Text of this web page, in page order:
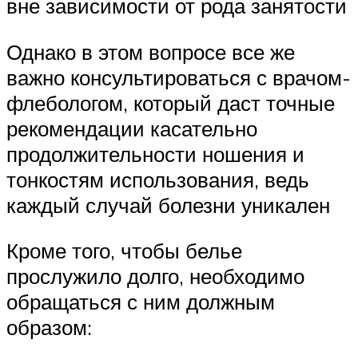
вне зависимости от рода занятости
Однако в этом вопросе все же
важно консультироваться с врачом-
флебологом, который даст точные
рекомендации касательно
продолжительности ношения и
тонкостям использования, ведь
каждый случай болезни уникален
Кроме того, чтобы белье
прослужило долго, необходимо
обращаться с ним должным
образом: